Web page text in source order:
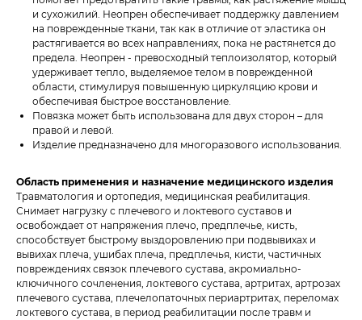
и сухожилий. Неопрен обеспечивает поддержку давлением
на поврежденные ткани, так как в отличие от эластика он
растягивается во всех направлениях, пока не растянется до
предела. Неопрен - превосходный теплоизолятор, который
удерживает тепло, выделяемое телом в поврежденной
области, стимулируя повышенную циркуляцию крови и
обеспечивая быстрое восстановление.
Повязка может быть использована для двух сторон – для
правой и левой.
Изделие предназначено для многоразового использования.
Область применения и назначение медицинского изделия
Травматология и ортопедия, медицинская реабилитация.
Снимает нагрузку с плечевого и локтевого суставов и
освобождает от напряжения плечо, предплечье, кисть,
способствует быстрому выздоровлению при подвывихах и
вывихах плеча, ушибах плеча, предплечья, кисти, частичных
повреждениях связок плечевого сустава, акромиально-
ключичного сочленения, локтевого сустава, артритах, артрозах
плечевого сустава, плечелопаточных периартритах, переломах
локтевого сустава, в период реабилитации после травм и